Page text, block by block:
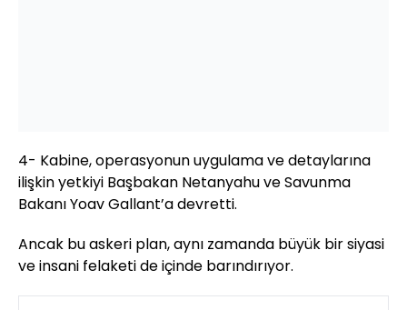
4- Kabine, operasyonun uygulama ve detaylarına
ilişkin yetkiyi Başbakan Netanyahu ve Savunma
Bakanı Yoav Gallant’a devretti.
Ancak bu askeri plan, aynı zamanda büyük bir siyasi
ve insani felaketi de içinde barındırıyor.